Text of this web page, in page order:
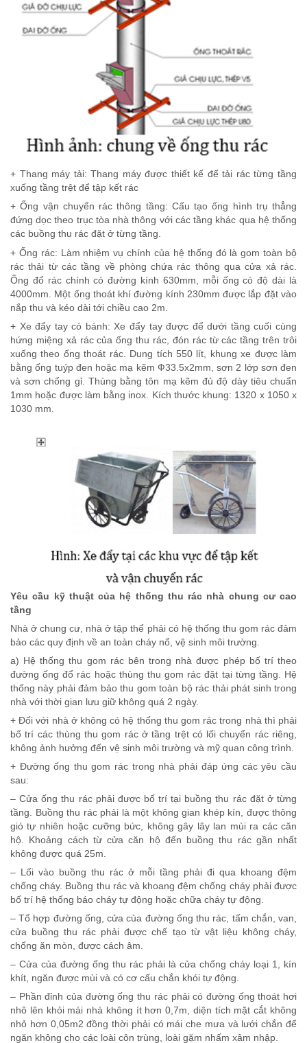
+ Thang máy tải: Thang máy được thiết kế để tải rác từng tầng
xuống tầng trệt để tập kết rác
+ Ống vận chuyển rác thông tầng: Cấu tạo ống hình trụ thẳng
đứng dọc theo trục tòa nhà thông với các tầng khác qua hệ thống
các buồng thu rác đặt ở từng tầng.
+ Ống rác: Làm nhiệm vụ chính của hệ thống đó là gom toàn bộ
rác thải từ các tầng về phòng chứa rác thông qua cửa xả rác.
Ống đổ rác chính có đường kính 630mm, mỗi ống có độ dài là
4000mm. Một ống thoát khí đường kính 230mm được lắp đặt vào
nắp thu và kéo dài tới chiều cao 2m.
+ Xe đẩy tay có bánh: Xe đẩy tay được để dưới tầng cuối cùng
hứng miệng xả rác của ống thu rác, đón rác từ các tầng trên trôi
xuống theo ống thoát rác. Dung tích 550 lít, khung xe được làm
bằng ống tuýp đen hoặc mạ kẽm Ф33.5x2mm, sơn 2 lớp sơn đen
và sơn chống gỉ. Thùng bằng tôn mạ kẽm đủ độ dày tiêu chuẩn
1mm hoặc được làm bằng inox. Kích thước khung: 1320 x 1050 x
1030 mm.
Yêu cầu kỹ thuật của hệ thống thu rác nhà chung cư cao
tầng
Nhà ở chung cư, nhà ở tập thể phải có hệ thống thu gom rác đảm
bảo các quy định về an toàn cháy nổ, vệ sinh môi trường.
a) Hệ thống thu gom rác bên trong nhà được phép bố trí theo
đường ống đổ rác hoặc thùng thu gom rác đặt tại từng tầng. Hệ
thống này phải đảm bảo thu gom toàn bộ rác thải phát sinh trong
nhà với thời gian lưu giữ không quá 2 ngày.
+ Đối với nhà ở không có hệ thống thu gom rác trong nhà thì phải
bố trí các thùng thu gom rác ở tầng trệt có lối chuyển rác riêng,
không ảnh hưởng đến vệ sinh môi trường và mỹ quan công trình.
+ Đường ống thu gom rác trong nhà phải đáp ứng các yêu cầu
sau:
– Cửa ống thu rác phải được bố trí tại buồng thu rác đặt ở từng
tầng. Buồng thu rác phải là một không gian khép kín, được thông
gió tự nhiên hoặc cưỡng bức, không gây lây lan mùi ra các căn
hộ. Khoảng cách từ cửa căn hộ đến buồng thu rác gần nhất
không được quá 25m.
– Lối vào buồng thu rác ở mỗi tầng phải đi qua khoang đệm
chống cháy. Buồng thu rác và khoang đệm chống cháy phải được
bố trí hệ thống báo cháy tự động hoặc chữa cháy tự động.
– Tổ hợp đường ống, cửa của đường ống thu rác, tấm chắn, van,
cửa buồng thu rác phải được chế tạo từ vật liệu không cháy,
chống ăn mòn, được cách âm.
– Cửa của đường ống thu rác phải là cửa chống cháy loại 1, kín
khít, ngăn được mùi và có cơ cấu chắn khói tự động.
– Phần đỉnh của đường ống thu rác phải có đường ống thoát hơi
nhô lên khỏi mái nhà không ít hơn 0,7m, diện tích mặt cắt không
nhỏ hơn 0,05m2 đồng thời phải có mái che mưa và lưới chắn để
ngăn không cho các loài côn trùng, loài gặm nhấm xâm nhập.